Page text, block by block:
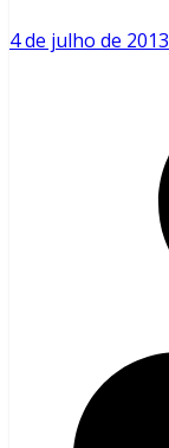
4 de julho de 2013